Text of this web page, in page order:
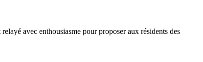
avec enthousiasme pour proposer aux résidents des